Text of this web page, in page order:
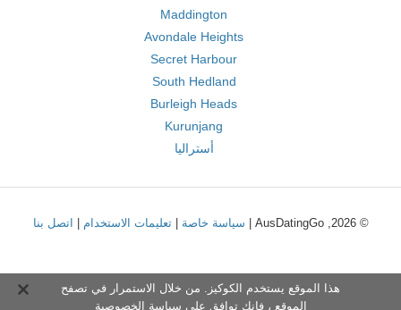
Maddington
Avondale Heights
Secret Harbour
South Hedland
Burleigh Heads
Kurunjang
أستراليا
© 2026, AusDatingGo | سياسة خاصة |تعليمات الاستخدام اتصل بنا
هذا الموقع يستخدم الكوكيز. من خلال الاستمرار في تصفح
الموقع ، فإنك توافق على سياسة الخصوصية